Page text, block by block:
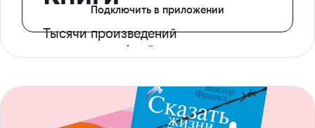
Тысячи произведений
с доступом офлайн
Подключить в приложении